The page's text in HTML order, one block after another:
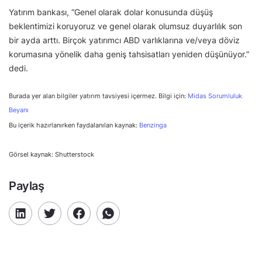
Yatırım bankası, “Genel olarak dolar konusunda düşüş
beklentimizi koruyoruz ve genel olarak olumsuz duyarlılık son
bir ayda arttı. Birçok yatırımcı ABD varlıklarına ve/veya döviz
korumasına yönelik daha geniş tahsisatları yeniden düşünüyor.”
dedi.
Burada yer alan bilgiler yatırım tavsiyesi içermez. Bilgi için: Midas Sorumluluk
Beyanı
Bu içerik hazırlanırken faydalanılan kaynak: Benzinga
Görsel kaynak: Shutterstock
Paylaş